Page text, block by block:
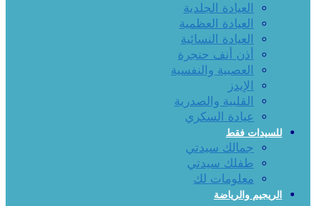
العيادة الجلدية
العيادة العظمية
العيادة النسائية
أذن أنف حنجرة
العصبية والنفسية
الإيدز
القلبية والصدرية
عيادة السكري
للسيدات فقط
جمالك سيدتي
طفلك سيدتي
معلومات لك
الريجيم والرياضة